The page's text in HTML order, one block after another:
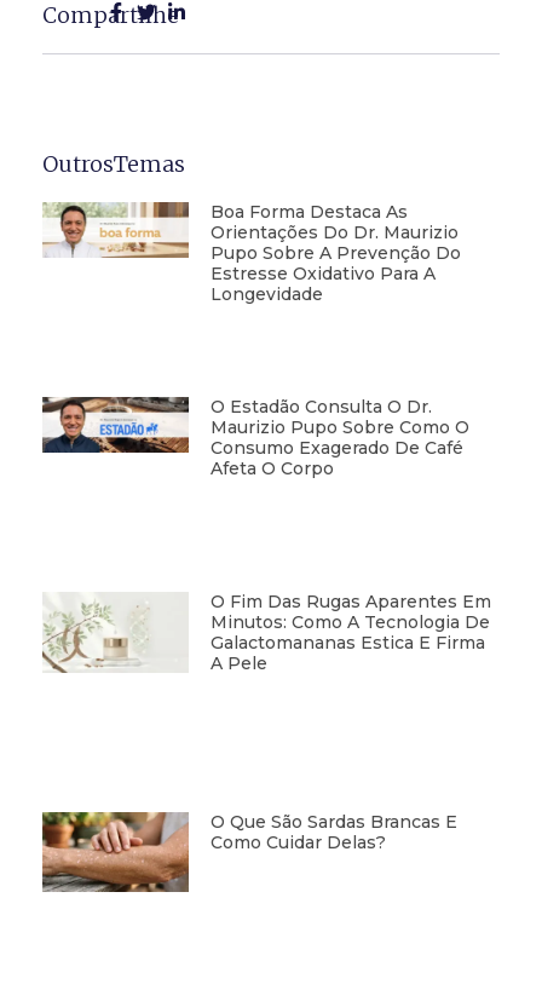
Compartilhe
OutrosTemas
Boa Forma Destaca As
Orientações Do Dr. Maurizio
Pupo Sobre A Prevenção Do
Estresse Oxidativo Para A
Longevidade
O Estadão Consulta O Dr.
Maurizio Pupo Sobre Como O
Consumo Exagerado De Café
Afeta O Corpo
O Fim Das Rugas Aparentes Em
Minutos: Como A Tecnologia De
Galactomananas Estica E Firma
A Pele
O Que São Sardas Brancas E
Como Cuidar Delas?